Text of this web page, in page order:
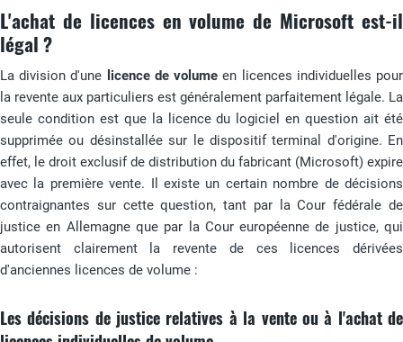
L'achat de licences en volume de Microsoft est-il
légal ?
La division d'une licence de volume en licences individuelles pour
la revente aux particuliers est généralement parfaitement légale. La
seule condition est que la licence du logiciel en question ait été
supprimée ou désinstallée sur le dispositif terminal d'origine. En
effet, le droit exclusif de distribution du fabricant (Microsoft) expire
avec la première vente. Il existe un certain nombre de décisions
contraignantes sur cette question, tant par la Cour fédérale de
justice en Allemagne que par la Cour européenne de justice, qui
autorisent clairement la revente de ces licences dérivées
d'anciennes licences de volume :
Les décisions de justice relatives à la vente ou à l'achat de